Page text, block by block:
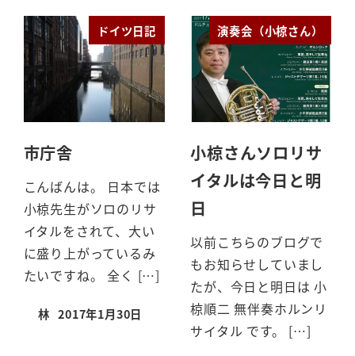
ドイツ日記
市庁舎
こんばんは。 日本では
小椋先生がソロのリサ
イタルをされて、大い
に盛り上がっているみ
たいですね。 全く […]
林
投稿日
2017年1月30日
演奏会（小椋さん）
小椋さんソロリサ
イタルは今日と明
日
以前こちらのブログで
もお知らせしていまし
たが、今日と明日は 小
椋順二 無伴奏ホルンリ
サイタル です。 […]